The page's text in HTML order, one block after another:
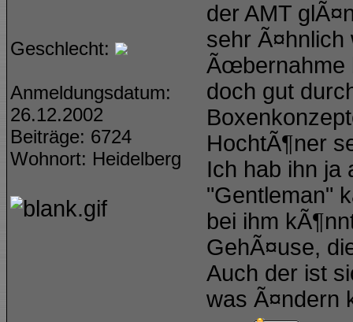
Geschlecht:
Anmeldungsdatum:
26.12.2002
Beiträge: 6724
Wohnort: Heidelberg
der AMT
sehr Ã¤hnlich
Ãœbernahme
doch gut
HochtÃ¶ner
Ich hab ihn ja
"Gentleman"
bei ihm
GehÃ¤use,
Auch der ist
was Ã¤ndern